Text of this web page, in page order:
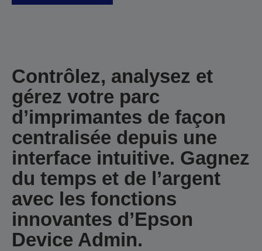
Contrôlez, analysez et
gérez votre parc
d’imprimantes de façon
centralisée depuis une
interface intuitive. Gagnez
du temps et de l’argent
avec les fonctions
innovantes d’Epson
Device Admin.